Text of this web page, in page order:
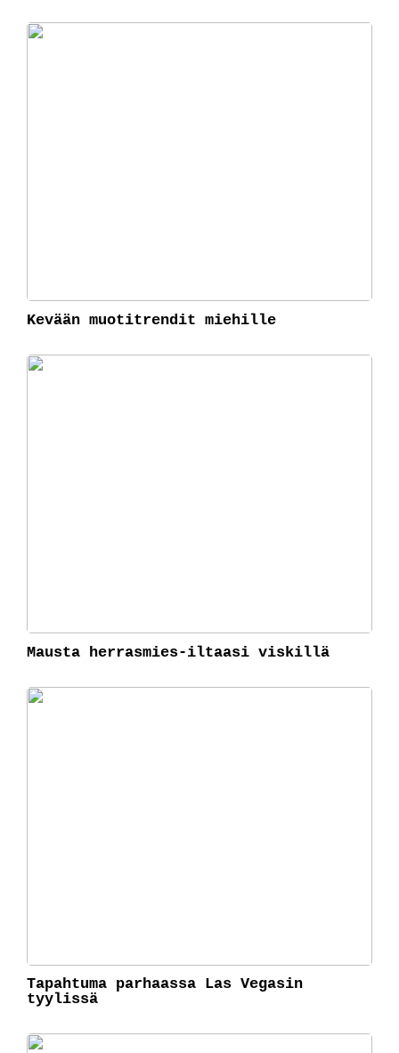
Kevään muotitrendit miehille
Mausta herrasmies-iltaasi viskillä
Tapahtuma parhaassa Las Vegasin
tyylissä